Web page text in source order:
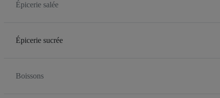
Épicerie salée
Épicerie sucrée
Boissons